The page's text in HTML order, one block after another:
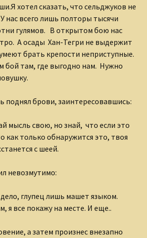
хотел сказать, что сельджуков не
нас всего лишь полторы тысячи
гулямов. В открытом бою нас
А осады Хан-Тегри не выдержит
брать крепости неприступные.
бой там, где выгодно нам. Нужно
поднял брови, заинтересовавшись:
мысль свою, но знай, что если это
как только обнаружится это, твоя
с шеей.
невозмутимо:
глупец лишь машет языком.
я все покажу на месте. И еще..
а затем произнес внезапно